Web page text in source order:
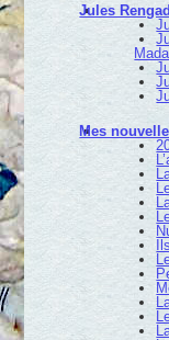
Jules
Mes